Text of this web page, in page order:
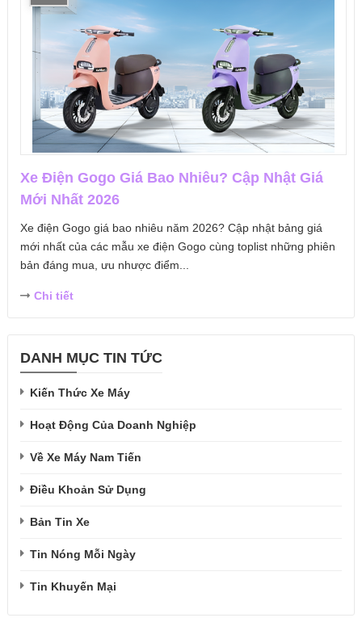
Xe Điện Gogo Giá Bao Nhiêu? Cập Nhật Giá
Mới Nhất 2026
Xe điện Gogo giá bao nhiêu năm 2026? Cập nhật bảng giá
mới nhất của các mẫu xe điện Gogo cùng toplist những phiên
bản đáng mua, ưu nhược điểm...
Chi tiết
DANH MỤC TIN TỨC
Kiến Thức Xe Máy
Hoạt Động Của Doanh Nghiệp
Về Xe Máy Nam Tiến
Điều Khoản Sử Dụng
Bản Tin Xe
Tin Nóng Mỗi Ngày
Tin Khuyến Mại